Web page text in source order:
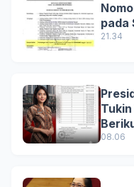
pada
21.34
08.06